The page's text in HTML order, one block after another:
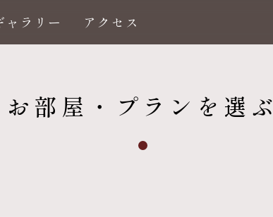
ャラリー アクセス
お部屋・プランを選ぶ